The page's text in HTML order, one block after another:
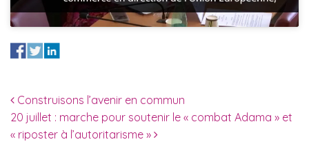
Navigation des articles
Construisons l’avenir en commun
20 juillet : marche pour soutenir le « combat Adama » et
« riposter à l’autoritarisme »